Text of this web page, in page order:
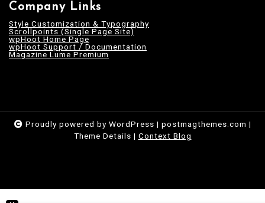
Company Links
Style Customization & Typography
Scrollpoints (Single Page Site)
wpHoot Home Page
wpHoot Support / Documentation
Magazine Lume Premium
Proudly powered by WordPress | postmagthemes.com |
Theme Details | Context Blog